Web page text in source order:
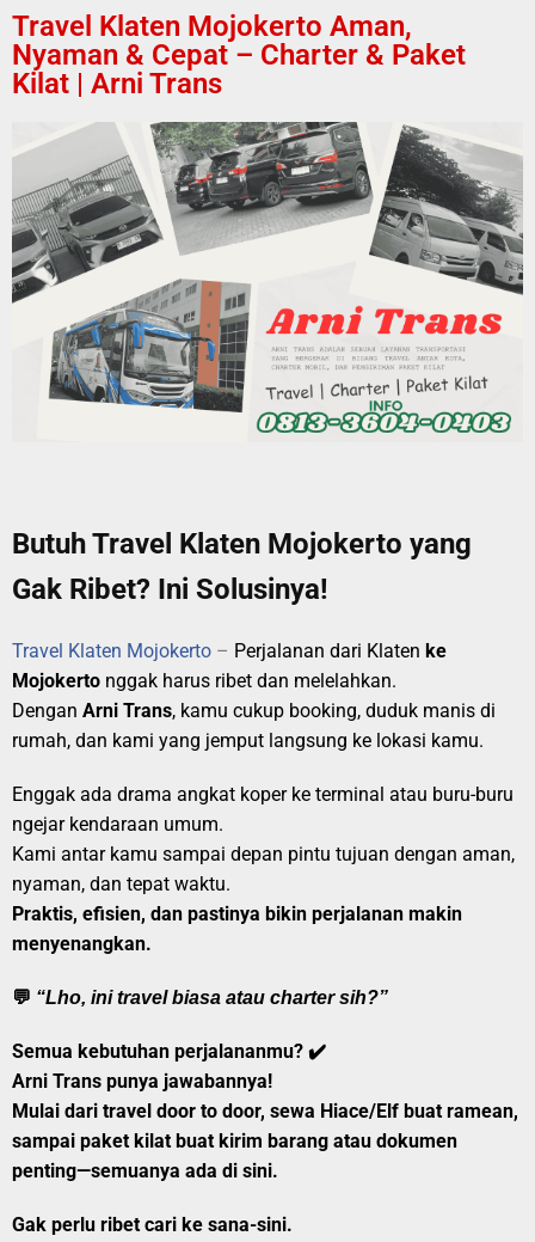
Travel Klaten Mojokerto Aman,
Nyaman & Cepat – Charter & Paket
Kilat | Arni Trans
Butuh Travel Klaten Mojokerto yang
Gak Ribet? Ini Solusinya!
Travel Klaten Mojokerto – Perjalanan dari Klaten ke
Mojokerto nggak harus ribet dan melelahkan.
Dengan Arni Trans, kamu cukup booking, duduk manis di
rumah, dan kami yang jemput langsung ke lokasi kamu.
Enggak ada drama angkat koper ke terminal atau buru-buru
ngejar kendaraan umum.
Kami antar kamu sampai depan pintu tujuan dengan aman,
nyaman, dan tepat waktu.
Praktis, efisien, dan pastinya bikin perjalanan makin
menyenangkan.
💬 “Lho, ini travel biasa atau charter sih?”
Semua kebutuhan perjalananmu? ✔️
Arni Trans punya jawabannya!
Mulai dari travel door to door, sewa Hiace/Elf buat ramean,
sampai paket kilat buat kirim barang atau dokumen
penting—semuanya ada di sini.
Gak perlu ribet cari ke sana-sini.